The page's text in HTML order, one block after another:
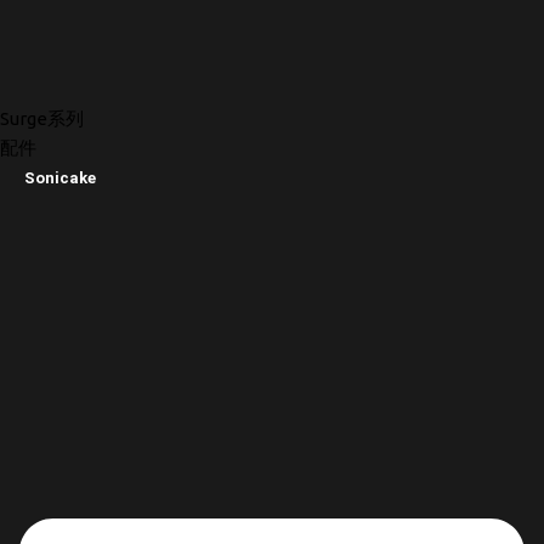
Surge系列
配件
Sonicake